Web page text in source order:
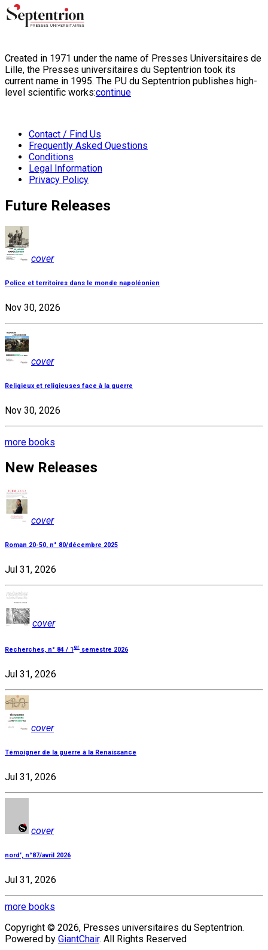
Created in 1971 under the name of Presses Universitaires de
Lille, the Presses universitaires du Septentrion took its
current name in 1995. The PU du Septentrion publishes high-
level scientific works:continue
Contact / Find Us
Frequently Asked Questions
Conditions
Legal Information
Privacy Policy
Future Releases
cover
Police et territoires dans le monde napoléonien
Nov 30, 2026
cover
Religieux et religieuses face à la guerre
Nov 30, 2026
more books
New Releases
cover
Roman 20-50, n° 80/décembre 2025
Jul 31, 2026
cover
Recherches, n° 84 / 1er semestre 2026
Jul 31, 2026
cover
Témoigner de la guerre à la Renaissance
Jul 31, 2026
cover
nord', n°87/avril 2026
Jul 31, 2026
more books
Copyright © 2026, Presses universitaires du Septentrion.
Powered by GiantChair. All Rights Reserved